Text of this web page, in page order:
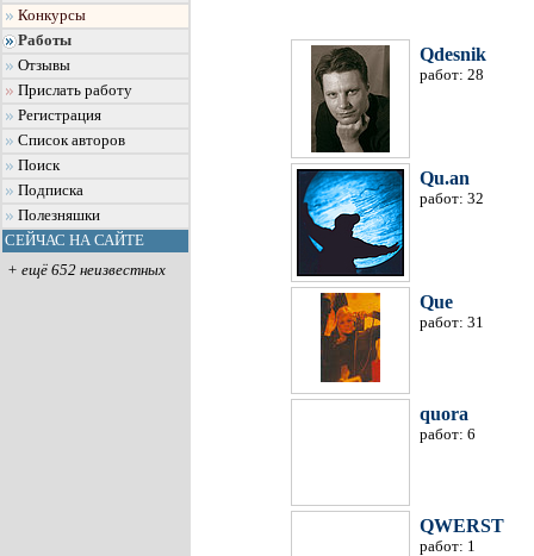
Конкурсы
Работы
Отзывы
Прислать работу
Регистрация
Список авторов
Поиск
Подписка
Полезняшки
СЕЙЧАС НА САЙТЕ
+ ещё 652 неизвестных
Qdesnik
работ: 28
Qu.an
работ: 32
Que
работ: 31
quora
работ: 6
QWERST
работ: 1